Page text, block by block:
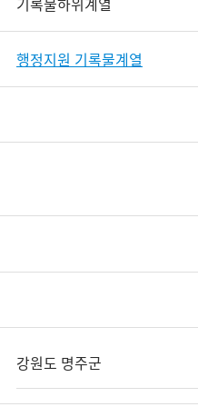
행정지원 기록물계열
강원도 명주군